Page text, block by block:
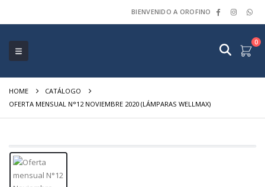
BIENVENIDO A OROFINO
0
HOME
CATÁLOGO
OFERTA MENSUAL N°12 NOVIEMBRE 2020 (LÁMPARAS WELLMAX)